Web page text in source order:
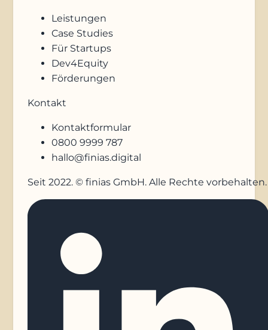
Leistungen
Case Studies
Für Startups
Dev4Equity
Förderungen
Kontakt
Kontaktformular
0800 9999 787
hallo@finias.digital
Seit 2022. © finias GmbH. Alle Rechte vorbehalten.